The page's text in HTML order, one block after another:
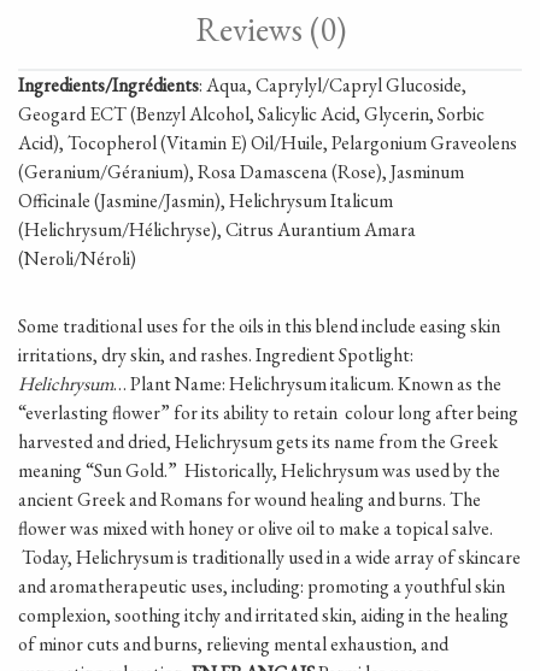
Reviews (0)
Ingredients/Ingrédients: Aqua, Caprylyl/Capryl Glucoside,
Geogard ECT (Benzyl Alcohol, Salicylic Acid, Glycerin, Sorbic
Acid), Tocopherol (Vitamin E) Oil/Huile, Pelargonium Graveolens
(Geranium/Géranium), Rosa Damascena (Rose), Jasminum
Officinale (Jasmine/Jasmin), Helichrysum Italicum
(Helichrysum/Hélichryse), Citrus Aurantium Amara
(Neroli/Néroli)
Some traditional uses for the oils in this blend include easing skin
irritations, dry skin, and rashes.Ingredient Spotlight:
Helichrysum…Plant Name: Helichrysum italicum.Known as the
“everlasting flower” for its ability to retain colour long after being
harvested and dried, Helichrysum gets its name from the Greek
meaning “Sun Gold.” Historically, Helichrysum was used by the
ancient Greek and Romans for wound healing and burns. The
flower was mixed with honey or olive oil to make a topical salve.
Today, Helichrysum is traditionally used in a wide array of skincare
and aromatherapeutic uses, including: promoting a youthful skin
complexion, soothing itchy and irritated skin, aiding in the healing
of minor cuts and burns, relieving mental exhaustion, and